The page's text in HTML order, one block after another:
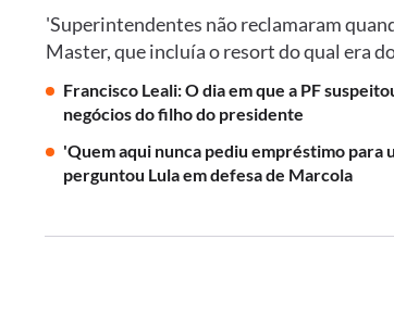
'Superintendentes não reclamaram
Master, que incluía o resort do qual era
Francisco Leali: O dia em que a PF
negócios do filho do presidente
'Quem aqui nunca pediu empréstimo para
perguntou Lula em defesa de Marcola